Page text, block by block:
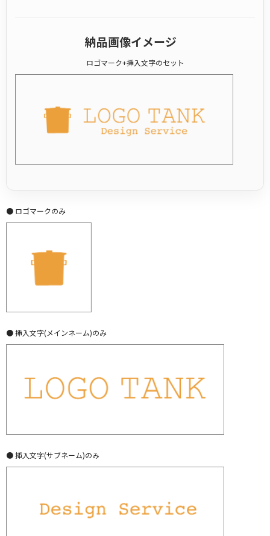
納品画像イメージ
ロゴマーク+挿入文字のセット
● ロゴマークのみ
● 挿入文字(メインネーム)のみ
● 挿入文字(サブネーム)のみ